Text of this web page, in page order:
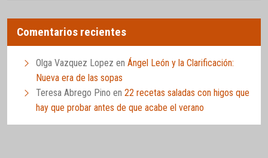
Comentarios recientes
Olga Vazquez Lopez en Ángel León y la Clarificación:
Nueva era de las sopas
Teresa Abrego Pino en 22 recetas saladas con higos que
hay que probar antes de que acabe el verano